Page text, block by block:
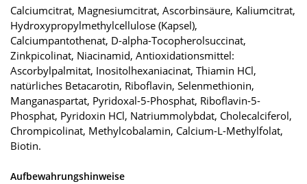
Calciumcitrat, Magnesiumcitrat, Ascorbinsäure, Kaliumcitrat,
Hydroxypropylmethylcellulose (Kapsel),
Calciumpantothenat, D-alpha-Tocopherolsuccinat,
Zinkpicolinat, Niacinamid, Antioxidationsmittel:
Ascorbylpalmitat, Inositolhexaniacinat, Thiamin HCl,
natürliches Betacarotin, Riboflavin, Selenmethionin,
Manganaspartat, Pyridoxal-5-Phosphat, Riboflavin-5-
Phosphat, Pyridoxin HCl, Natriummolybdat, Cholecalciferol,
Chrompicolinat, Methylcobalamin, Calcium-L-Methylfolat,
Biotin.
Aufbewahrungshinweise